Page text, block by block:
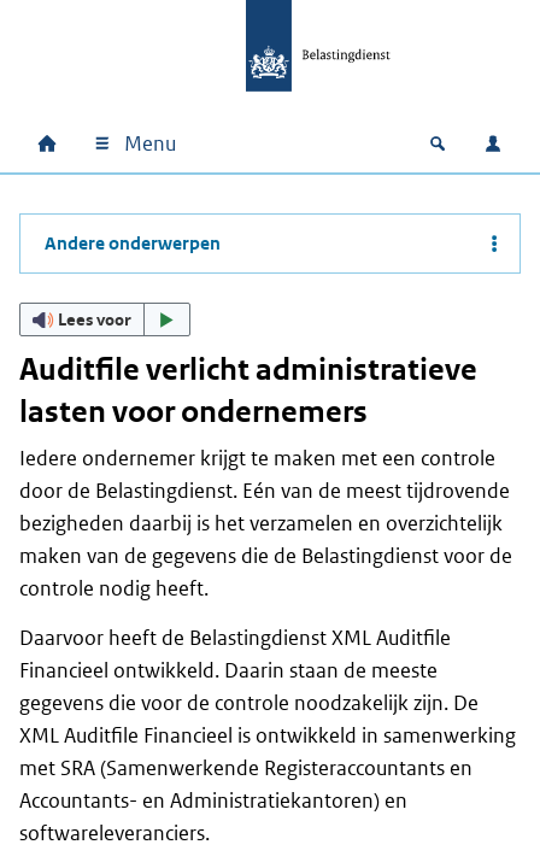
Hoofdnavigatie
Home Menu Open
Andere onderwerpen
Lees voor
Auditfile verlicht administratieve
lasten voor ondernemers
Iedere ondernemer krijgt te maken met een controle
door de Belastingdienst. Eén van de meest tijdrovende
bezigheden daarbij is het verzamelen en overzichtelijk
maken van de gegevens die de Belastingdienst voor de
controle nodig heeft.
Daarvoor heeft de Belastingdienst XMLAuditfile
Financieel ontwikkeld. Daarin staan de meeste
gegevens die voor de controle noodzakelijk zijn. De
XMLAuditfile Financieel is ontwikkeld in samenwerking
met SRA (Samenwerkende Registeraccountants en
Accountants- en Administratiekantoren) en
softwareleveranciers.